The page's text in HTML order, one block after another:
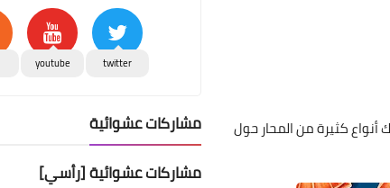
كثيرة من المحار حول
twitter
youtube
مشاركات عشوائية
مشاركات عشوائية [رأسي]